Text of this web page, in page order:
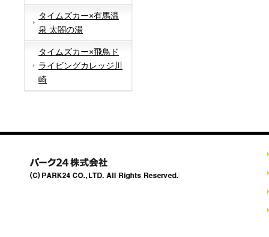
タイムズカー×有馬温
泉 太閤の湯
タイムズカー×飛鳥ド
ライビングカレッジ川
崎